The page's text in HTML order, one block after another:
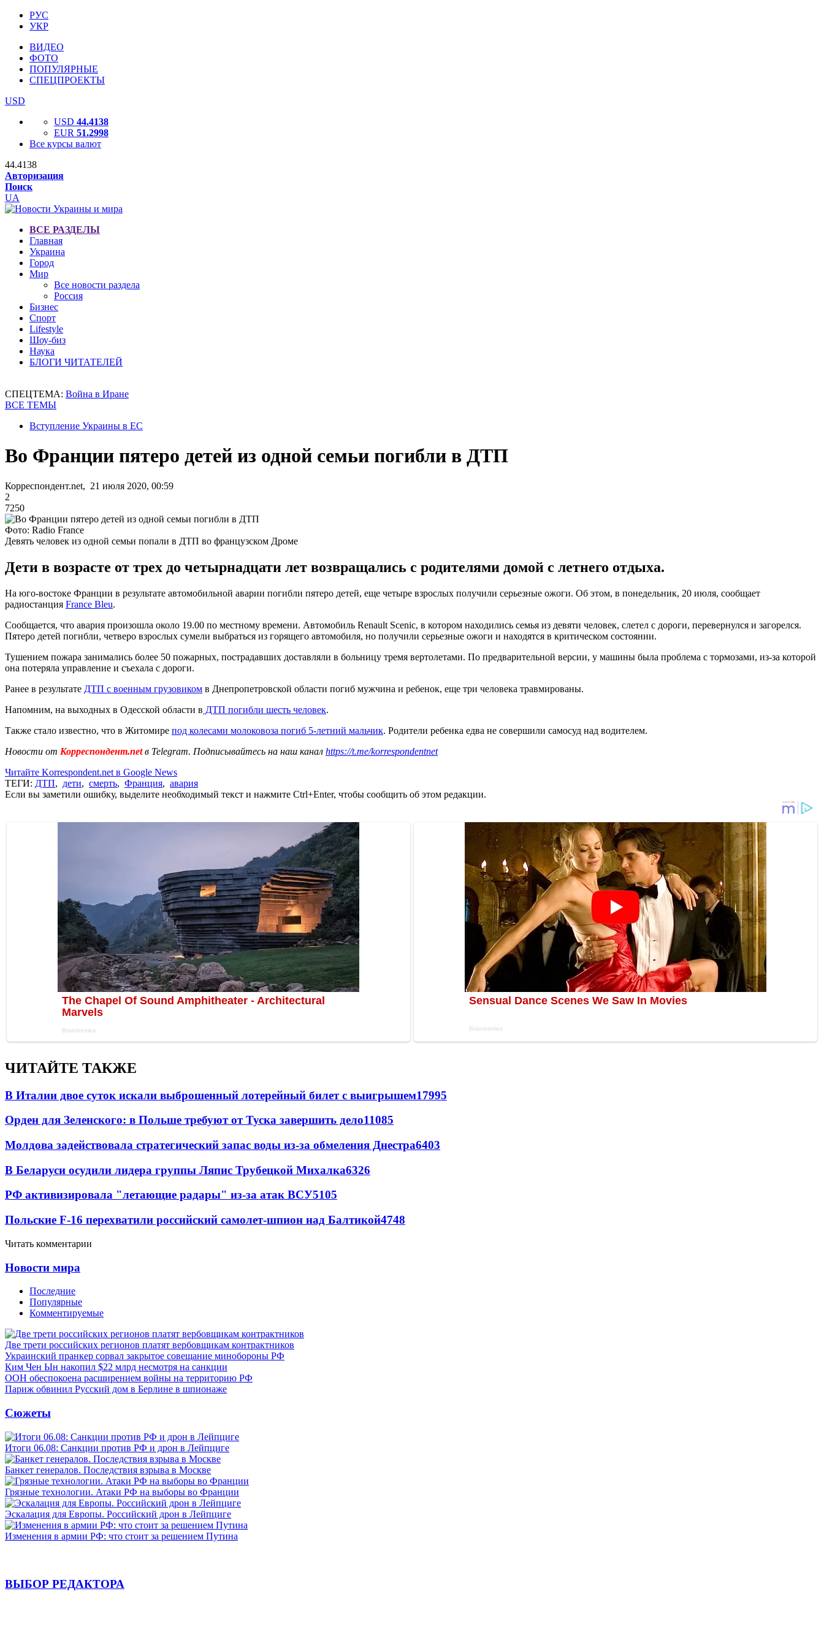
РУС
УКР
ВИДЕО
ФОТО
ПОПУЛЯРНЫЕ
СПЕЦПРОЕКТЫ
USD
USD 44.4138
EUR 51.2998
Все курсы валют
44.4138
Авторизация
Поиск
UA
ВСЕ РАЗДЕЛЫ
Главная
Украина
Город
Мир
Все новости раздела
Россия
Бизнес
Спорт
Lifestyle
Шоу-биз
Наука
БЛОГИ ЧИТАТЕЛЕЙ
СПЕЦТЕМА: Война в Иране
ВСЕ ТЕМЫ
Вступление Украины в ЕС
Во Франции пятеро детей из одной семьи погибли в ДТП
Корреспондент.net, 21 июля 2020, 00:59
2
7250
Фото: Radio France
Девять человек из одной семьи попали в ДТП во французском Дроме
Дети в возрасте от трех до четырнадцати лет возвращались с родителями домой с летнего отдыха.
На юго-востоке Франции в результате автомобильной аварии погибли пятеро детей, еще четыре взрослых получили серьезные ожоги. Об этом, в понедельник, 20 июля, сообщает
радиостанция France Bleu.
Сообщается, что авария произошла около 19.00 по местному времени. Автомобиль Renault Scenic, в котором находились семья из девяти человек, слетел с дороги, перевернулся и загорелся.
Пятеро детей погибли, четверо взрослых сумели выбраться из горящего автомобиля, но получили серьезные ожоги и находятся в критическом состоянии.
Тушением пожара занимались более 50 пожарных, пострадавших доставляли в больницу тремя вертолетами. По предварительной версии, у машины была проблема с тормозами, из-за которой
она потеряла управление и съехала с дороги.
Ранее в результате ДТП с военным грузовиком в Днепропетровской области погиб мужчина и ребенок, еще три человека травмированы.
Напомним, на выходных в Одесской области в ДТП погибли шесть человек.
Также стало известно, что в Житомире под колесами молоковоза погиб 5-летний мальчик. Родители ребенка едва не совершили самосуд над водителем.
Новости от Корреспондент.netв Telegram. Подписывайтесь на наш канал https://t.me/korrespondentnet
Читайте Korrespondent.net в Google News
ТЕГИ: ДТП, дети, смерть, Франция, авария
Если вы заметили ошибку, выделите необходимый текст и нажмите Ctrl+Enter, чтобы сообщить об этом редакции.
ЧИТАЙТЕ ТАКЖЕ
В Италии двое суток искали выброшенный лотерейный билет с выигрышем17995
Орден для Зеленского: в Польше требуют от Туска завершить дело11085
Молдова задействовала стратегический запас воды из-за обмеления Днестра6403
В Беларуси осудили лидера группы Ляпис Трубецкой Михалка6326
РФ активизировала "летающие радары" из-за атак ВСУ5105
Польские F-16 перехватили российский самолет-шпион над Балтикой4748
Читать комментарии
Новости мира
Последние
Популярные
Комментируемые
Две трети российских регионов платят вербовщикам контрактников
Украинский пранкер сорвал закрытое совещание минобороны РФ
Ким Чен Ын накопил $22 млрд несмотря на санкции
ООН обеспокоена расширением войны на территорию РФ
Париж обвинил Русский дом в Берлине в шпионаже
Сюжеты
Итоги 06.08: Санкции против РФ и дрон в Лейпциге
Банкет генералов. Последствия взрыва в Москве
Грязные технологии. Атаки РФ на выборы во Франции
Эскалация для Европы. Российский дрон в Лейпциге
Изменения в армии РФ: что стоит за решением Путина
ВЫБОР РЕДАКТОРА